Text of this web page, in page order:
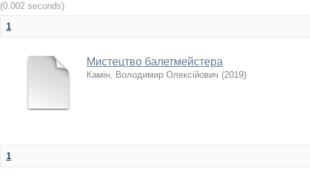
(0.002 seconds)
1
Мистецтво балетмейстера
Камін, Володимир Олексійович (2019)
1